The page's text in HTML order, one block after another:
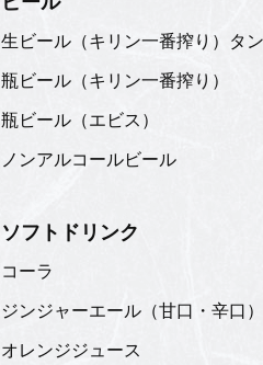
生ビール（キリン一番搾り）タ
瓶ビール（キリン一番搾り）
瓶ビール（エビス）
ノンアルコールビール
ソフトドリンク
コーラ
ジンジャーエール（甘口・辛口）
オレンジジュース